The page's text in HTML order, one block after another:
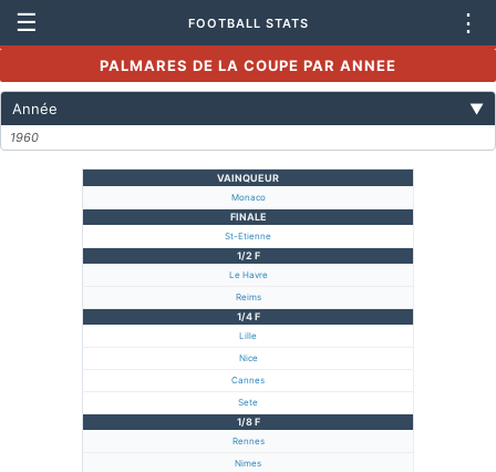
☰ FOOTBALL STATS ⋮
PALMARES DE LA COUPE PAR ANNEE
Année ▼
1960
VAINQUEUR
Monaco
FINALE
St-Etienne
1/2 F
Le Havre
Reims
1/4 F
Lille
Nice
Cannes
Sete
1/8 F
Rennes
Nimes